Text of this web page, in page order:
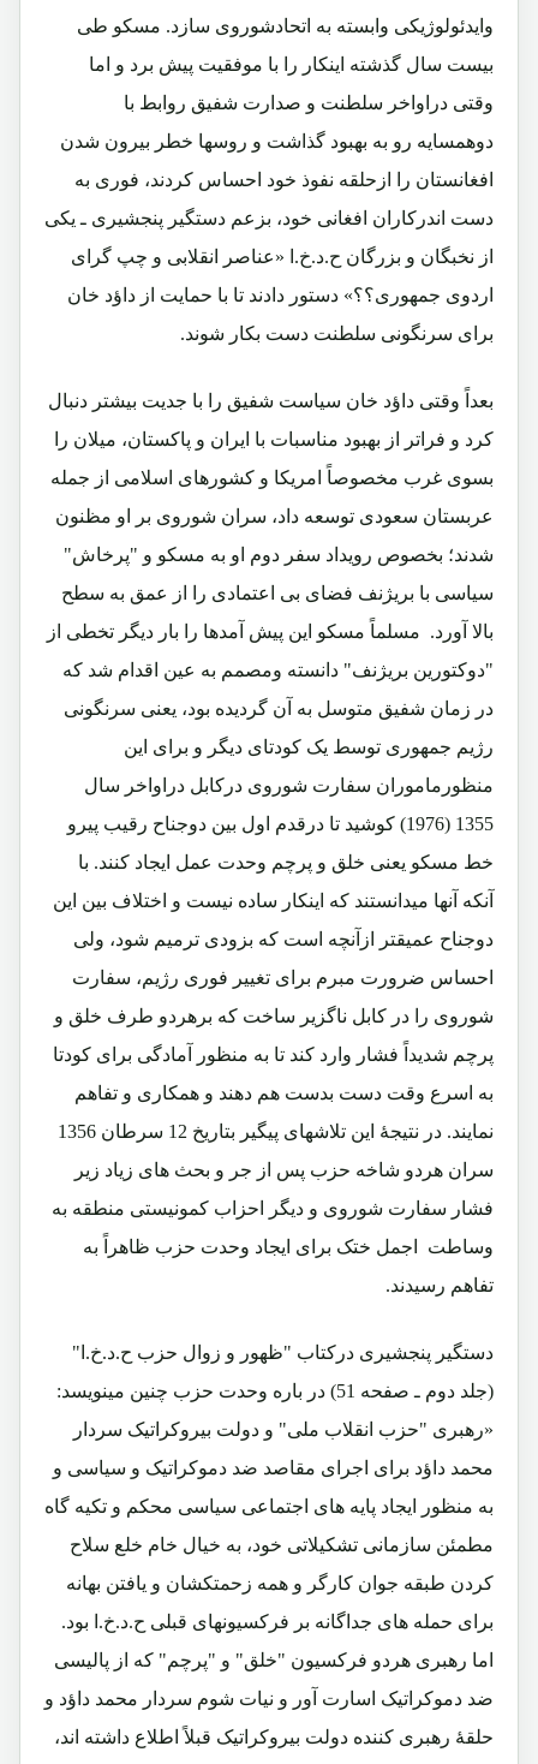
وایدئولوژیکی وابسته به اتحادشوروی سازد. مسکو طی
بیست سال گذشته اینکار را با موفقیت پیش برد و اما
وقتی دراواخر سلطنت و صدارت شفیق روابط با
دوهمسایه رو به بهبود گذاشت و روسها خطر بیرون شدن
افغانستان را ازحلقه نفوذ خود احساس کردند، فوری به
دست اندرکاران افغانی خود، بزعم دستگیر پنجشیری ـ یکی
از نخبگان و بزرگان ح.د.خ.ا «عناصر انقلابی و چپ گرای
اردوی جمهوری؟؟» دستور دادند تا با حمایت از داؤد خان
برای سرنگونی سلطنت دست بکار شوند.
بعداً وقتی داؤد خان سیاست شفیق را با جدیت بیشتر دنبال
کرد و فراتر از بهبود مناسبات با ایران و پاکستان، میلان را
بسوی غرب مخصوصاً امریکا و کشورهای اسلامی از جمله
عربستان سعودی توسعه داد، سران شوروی بر او مظنون
شدند؛ بخصوص رویداد سفر دوم او به مسکو و "پرخاش"
سیاسی با بریژنف فضای بی اعتمادی را از عمق به سطح
بالا آورد. مسلماً مسکو این پیش آمدها را بار دیگر تخطی از
"دوکتورین بریژنف" دانسته ومصمم به عین اقدام شد که
در زمان شفیق متوسل به آن گردیده بود، یعنی سرنگونی
رژیم جمهوری توسط یک کودتای دیگر و برای این
منظورماموران سفارت شوروی درکابل دراواخر سال
1355 (1976) کوشید تا درقدم اول بین دوجناح رقیب پیرو
خط مسکو یعنی خلق و پرچم وحدت عمل ایجاد کنند. با
آنکه آنها میدانستند که اینکار ساده نیست و اختلاف بین این
دوجناح عمیقتر ازآنچه است که بزودی ترمیم شود، ولی
احساس ضرورت مبرم برای تغییر فوری رژیم، سفارت
شوروی را در کابل ناگزیر ساخت که برهردو طرف خلق و
پرچم شدیداً فشار وارد کند تا به منظور آمادگی برای کودتا
به اسرع وقت دست بدست هم دهند و همکاری و تفاهم
نمایند. در نتیجۀ این تلاشهای پیگیر بتاریخ 12 سرطان 1356
سران هردو شاخه حزب پس از جر و بحث های زیاد زیر
فشار سفارت شوروی و دیگر احزاب کمونیستی منطقه به
وساطت اجمل ختک برای ایجاد وحدت حزب ظاهراً به
تفاهم رسیدند.
دستگیر پنجشیری درکتاب "ظهور و زوال حزب ح.د.خ.ا"
(جلد دوم ـ صفحه 51) در باره وحدت حزب چنین مینویسد:
«رهبری "حزب انقلاب ملی" و دولت بیروکراتیک سردار
محمد داؤد برای اجرای مقاصد ضد دموکراتیک و سیاسی و
به منظور ایجاد پایه های اجتماعی سیاسی محکم و تکیه گاه
مطمئن سازمانی تشکیلاتی خود، به خیال خام خلع سلاح
کردن طبقه جوان کارگر و همه زحمتکشان و یافتن بهانه
برای حمله های جداگانه بر فرکسیونهای قبلی ح.د.خ.ا بود.
اما رهبری هردو فرکسیون "خلق" و "پرچم" که از پالیسی
ضد دموکراتیک اسارت آور و نیات شوم سردار محمد داؤد و
حلقۀ رهبری کننده دولت بیروکراتیک قبلاً اطلاع داشته اند،